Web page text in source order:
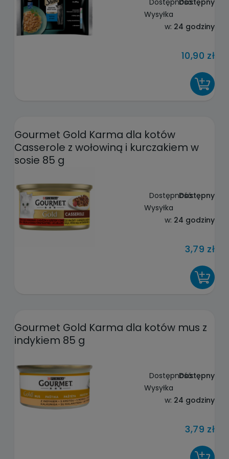
Dostępność:Dostępny
Wysyłka
w: 24 godziny
10,90 zł
Gourmet Gold Karma dla kotów
Casserole z wołowiną i kurczakiem w
sosie 85 g
Dostępność:Dostępny
Wysyłka
w: 24 godziny
3,79 zł
Gourmet Gold Karma dla kotów mus z
indykiem 85 g
Dostępność:Dostępny
Wysyłka
w: 24 godziny
3,79 zł